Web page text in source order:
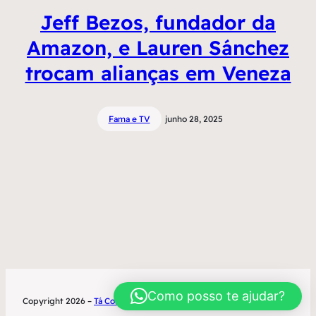
Jeff Bezos, fundador da
Amazon, e Lauren Sánchez
trocam alianças em Veneza
Fama e TV junho 28, 2025
Copyright 2026 – Tá Contratado Desenvolvimento World Office
Como posso te ajudar?